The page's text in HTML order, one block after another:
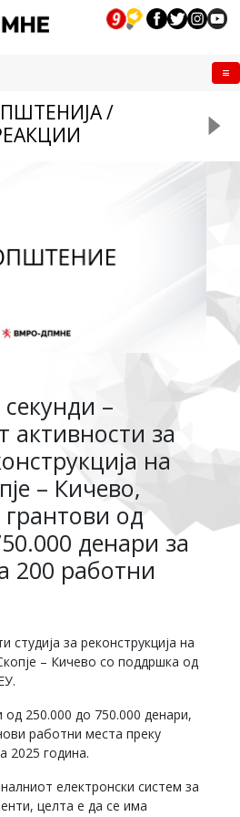
/
–
активности за
на
– Кичево,
од
денари за
200 работни
студија за реконструкција на
– Кичево со поддршка од
250.000 до 750.000 денари,
работни места преку
2025 година.
електронски систем за
целта е да се има